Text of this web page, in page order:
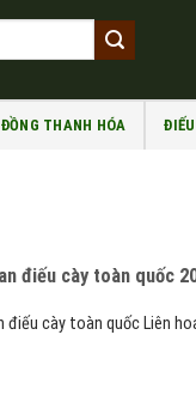
THANH HÓA
điếu cày toàn quốc
điếu cày toàn quốc Liên